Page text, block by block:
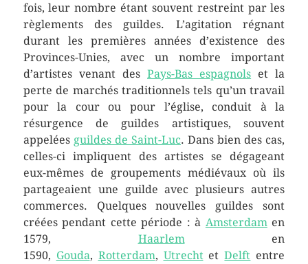
fois, leur nombre étant souvent restreint par les
règlements des guildes. L’agitation régnant
durant les premières années d’existence des
Provinces-Unies, avec un nombre important
d’artistes venant des Pays-Bas espagnols et la
perte de marchés traditionnels tels qu’un travail
pour la cour ou pour l’église, conduit à la
résurgence de guildes artistiques, souvent
appelées guildes de Saint-Luc. Dans bien des cas,
celles-ci impliquent des artistes se dégageant
eux-mêmes de groupements médiévaux où ils
partageaient une guilde avec plusieurs autres
commerces. Quelques nouvelles guildes sont
créées pendant cette période : à Amsterdamen
1579, Haarlemen
1590, Gouda, Rotterdam, UtrechtetDelft entre